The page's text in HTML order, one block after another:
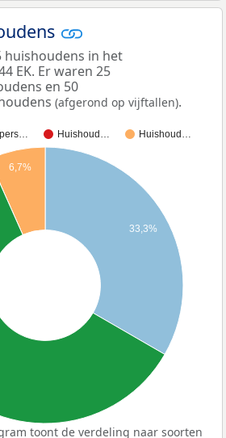
huishoudens in het
EK. Er waren 25
en 50
(afgerond op vijftallen).
Huishoud… Huishoud…
33,3%
6,7%
toont de verdeling naar soorten